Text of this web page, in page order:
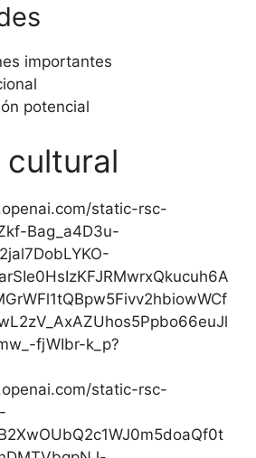
importantes
potencial